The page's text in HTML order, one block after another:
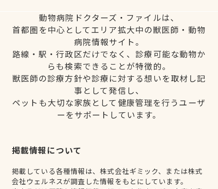
動物病院ドクターズ・ファイルは、
首都圏を中心としてエリア拡大中の獣医師・動物
病院情報サイト。
路線・駅・行政区だけでなく、診療可能な動物か
らも検索できることが特徴的。
獣医師の診療方針や診療に対する想いを取材し記
事として発信し、
ペットも大切な家族として健康管理を行うユーザ
ーをサポートしています。
掲載情報について
掲載している各種情報は、株式会社ギミック、または株式
会社ウェルネスが調査した情報をもとにしています。